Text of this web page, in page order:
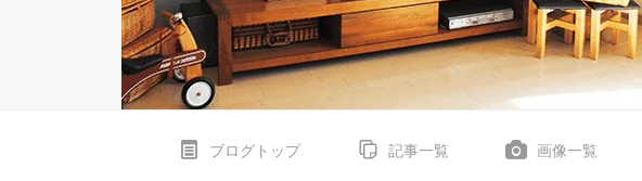
ブログトップ 記事一覧 画像一覧